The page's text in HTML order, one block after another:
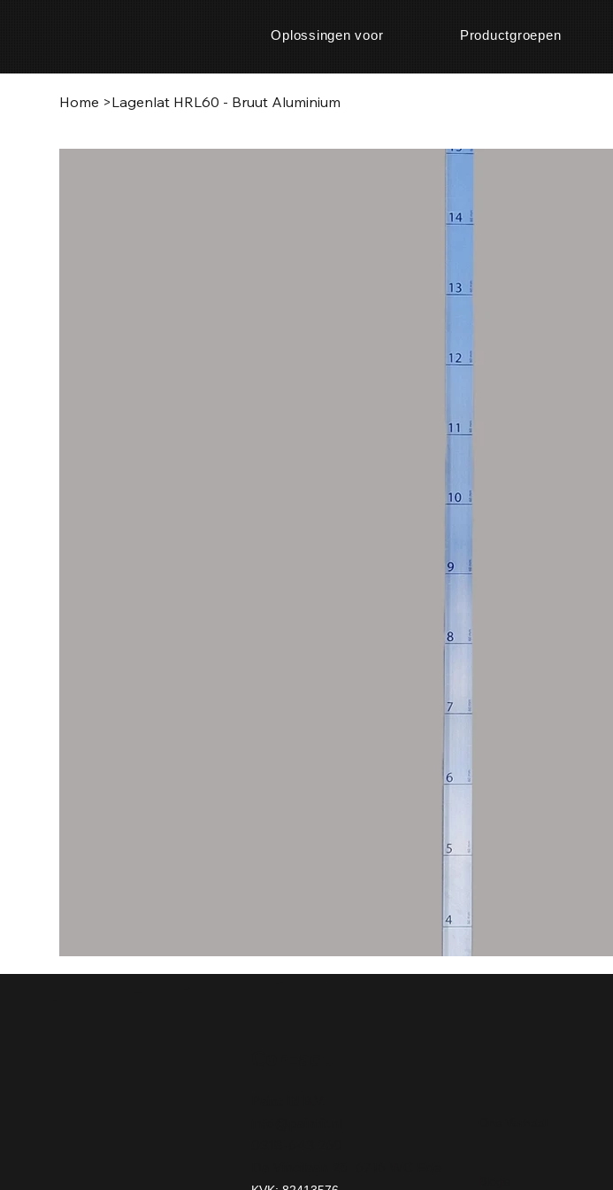
Oplossingen voor Productgroepen
Home >Lagenlat HRL60 - Bruut Aluminium